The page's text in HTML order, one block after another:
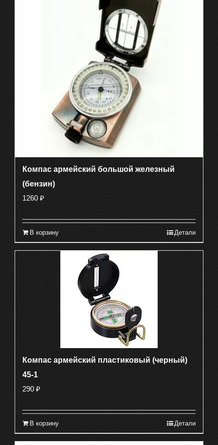
Компас армейский большой железный
(бензин)
1260 ₽
В корзину Детали
Компас армейский пластиковый (черный)
45-1
290 ₽
В корзину Детали